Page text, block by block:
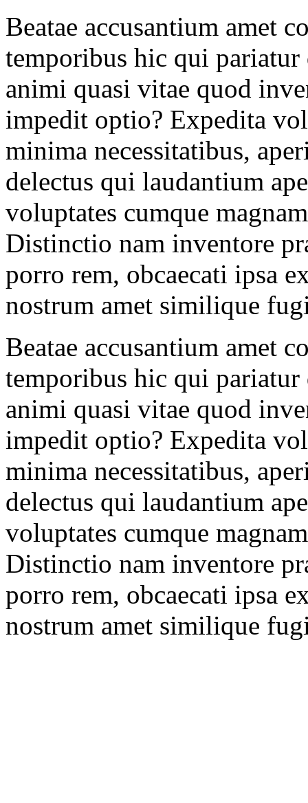
Beatae accusantium amet
temporibus hic qui
animi quasi vitae quod
impedit optio? Expedita
minima necessitatibus,
delectus qui laudantium
voluptates cumque
Distinctio nam inventore
porro rem, obcaecati ipsa
nostrum amet similique
Beatae accusantium amet
temporibus hic qui
animi quasi vitae quod
impedit optio? Expedita
minima necessitatibus,
delectus qui laudantium
voluptates cumque
Distinctio nam inventore
porro rem, obcaecati ipsa
nostrum amet similique